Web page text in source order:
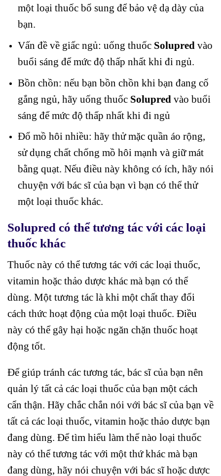
một loại thuốc bổ sung để bảo vệ dạ dày của
bạn.
Vấn đề về giấc ngủ: uống thuốc Solupred vào
buổi sáng để mức độ thấp nhất khi đi ngủ.
Bồn chồn: nếu bạn bồn chồn khi bạn đang cố
gắng ngủ, hãy uống thuốc Solupred vào buổi
sáng để mức độ thấp nhất khi đi ngủ
Đổ mồ hôi nhiều: hãy thử mặc quần áo rộng,
sử dụng chất chống mồ hôi mạnh và giữ mát
bằng quạt. Nếu điều này không có ích, hãy nói
chuyện với bác sĩ của bạn vì bạn có thể thử
một loại thuốc khác.
Solupred có thể tương tác với các loại
thuốc khác
Thuốc này có thể tương tác với các loại thuốc,
vitamin hoặc thảo dược khác mà bạn có thể
dùng. Một tương tác là khi một chất thay đổi
cách thức hoạt động của một loại thuốc. Điều
này có thể gây hại hoặc ngăn chặn thuốc hoạt
động tốt.
Để giúp tránh các tương tác, bác sĩ của bạn nên
quản lý tất cả các loại thuốc của bạn một cách
cẩn thận. Hãy chắc chắn nói với bác sĩ của bạn về
tất cả các loại thuốc, vitamin hoặc thảo dược bạn
đang dùng. Để tìm hiểu làm thế nào loại thuốc
này có thể tương tác với một thứ khác mà bạn
đang dùng, hãy nói chuyện với bác sĩ hoặc dược